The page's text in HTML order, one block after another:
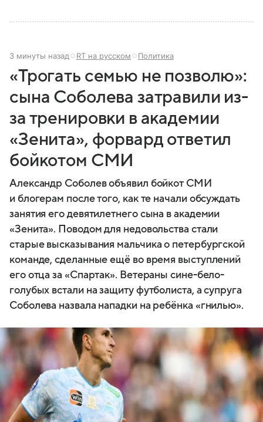
3 минуты назад RT на русском Политика
«Трогать семью не позволю»:
сына Соболева затравили из-
за тренировки в академии
«Зенита», форвард ответил
бойкотом СМИ
Александр Соболев объявил бойкот СМИ
и блогерам после того, как те начали обсуждать
занятия его девятилетнего сына в академии
«Зенита». Поводом для недовольства стали
старые высказывания мальчика о петербургской
команде, сделанные ещё во время выступлений
его отца за «Спартак». Ветераны сине-бело-
голубых встали на защиту футболиста, а супруга
Соболева назвала нападки на ребёнка «гнилью».